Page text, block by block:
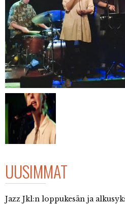
UUSIMMAT
Jazz Jkl:n loppukesän ja